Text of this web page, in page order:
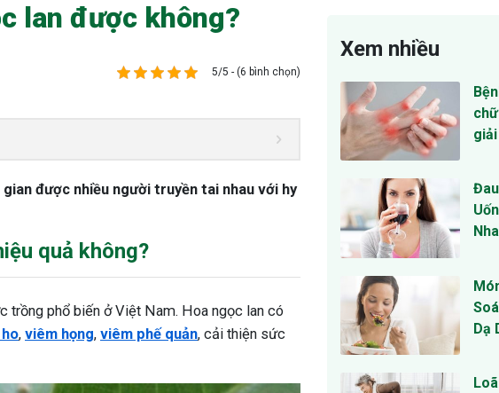
lan được không?
5/5 - (6 bình chọn)
được nhiều người truyền tai nhau với hy
quả không?
trồng phổ biến ở Việt Nam. Hoa ngọc lan có
, viêm họng, viêm phế quản, cải thiện sức
Xem nhiều
Dạ